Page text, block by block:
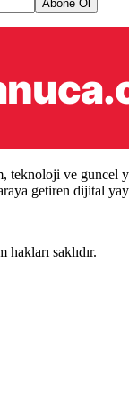
Abone Ol
teknoloji ve guncel
getiren dijital
saklıdır.